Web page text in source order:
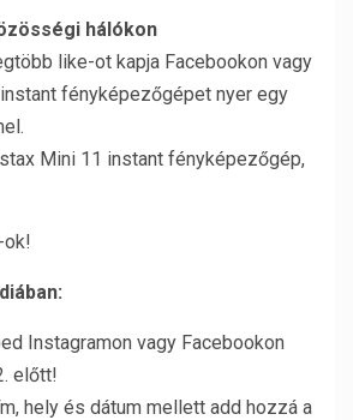
hálókon
like-ot kapja Facebookon vagy
fényképezőgépet nyer egy
Mini 11 instant fényképezőgép,
ok!
Instagramon vagy Facebookon
előtt!
hely és dátum mellett add hozzá a